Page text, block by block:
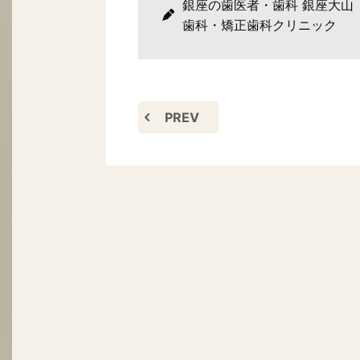
銀座の歯医者・歯科 銀座大山
歯科・矯正歯科クリニック
PREV